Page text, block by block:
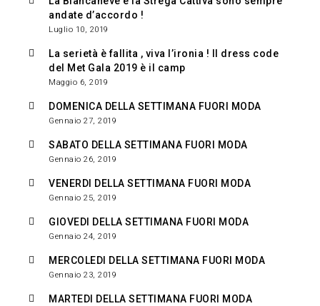
andate d’accordo !
Luglio 10, 2019
La serietà è fallita , viva l’ironia ! Il dress code
del Met Gala 2019 è il camp
Maggio 6, 2019
DOMENICA DELLA SETTIMANA FUORI MODA
Gennaio 27, 2019
SABATO DELLA SETTIMANA FUORI MODA
Gennaio 26, 2019
VENERDI DELLA SETTIMANA FUORI MODA
Gennaio 25, 2019
GIOVEDI DELLA SETTIMANA FUORI MODA
Gennaio 24, 2019
MERCOLEDI DELLA SETTIMANA FUORI MODA
Gennaio 23, 2019
MARTEDI DELLA SETTIMANA FUORI MODA